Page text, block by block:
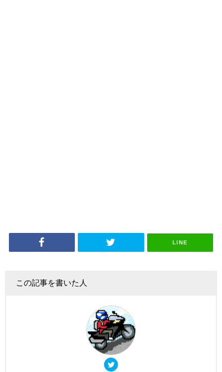
LINE
この記事を書いた人